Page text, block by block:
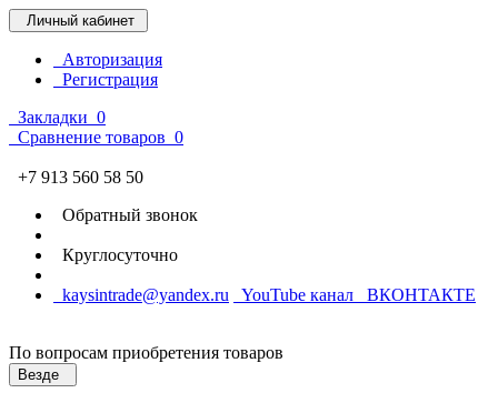
Личный кабинет
Авторизация
Регистрация
Закладки 0
Сравнение товаров 0
+7 913 560 58 50
Обратный звонок
Круглосуточно
kaysintrade@yandex.ru YouTube канал ВКОНТАКТЕ
По вопросам приобретения товаров
Везде